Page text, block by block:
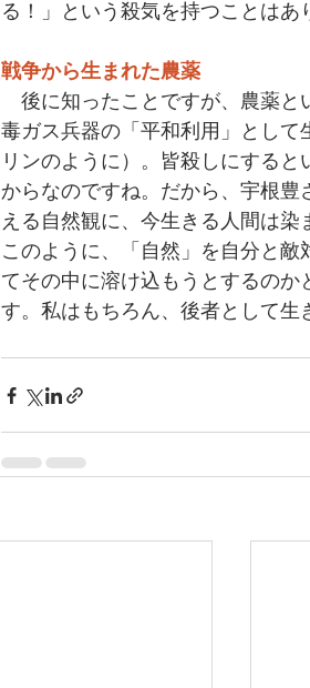
る！」という殺気を持つことはあ
戦争から生まれた農薬
後に知ったことですが、農薬と
毒ガス兵器の「平和利用」として
リンのように）。皆殺しにする
からなのですね。だから、宇根豊
える自然観に、今生きる人間は染
このように、「自然」を自分と
てその中に溶け込もうとするの
す。私はもちろん、後者として生